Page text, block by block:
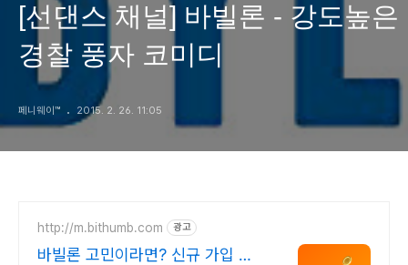
[선댄스 채널] 바빌론 - 강도높은
경찰 풍자 코미디
페니웨이™ 2015. 2. 26. 11:05
http://m.bithumb.com 광고
바빌론 고민이라면? 신규 가입 시